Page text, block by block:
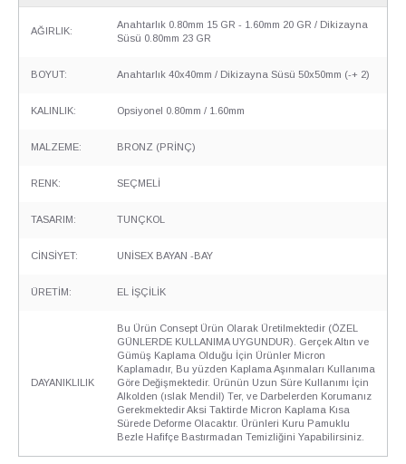
AĞIRLIK:
Anahtarlık 0.80mm 15 GR - 1.60mm 20 GR / Dikizayna
Süsü 0.80mm 23 GR
BOYUT: Anahtarlık 40x40mm / Dikizayna Süsü 50x50mm (-+ 2)
KALINLIK: Opsiyonel 0.80mm / 1.60mm
MALZEME: BRONZ (PRİNÇ)
RENK: SEÇMELİ
TASARIM: TUNÇKOL
CİNSİYET: UNİSEX BAYAN -BAY
ÜRETİM: EL İŞÇİLİK
DAYANIKLILIK
Bu Ürün Consept Ürün Olarak Üretilmektedir (ÖZEL
GÜNLERDE KULLANIMA UYGUNDUR). Gerçek Altın ve
Gümüş Kaplama Olduğu İçin Ürünler Micron
Kaplamadır, Bu yüzden Kaplama Aşınmaları Kullanıma
Göre Değişmektedir. Ürünün Uzun Süre Kullanımı İçin
Alkolden (ıslak Mendil) Ter, ve Darbelerden Korumanız
Gerekmektedir Aksi Taktirde Micron Kaplama Kısa
Sürede Deforme Olacaktır. Ürünleri Kuru Pamuklu
Bezle Hafifçe Bastırmadan Temizliğini Yapabilirsiniz.